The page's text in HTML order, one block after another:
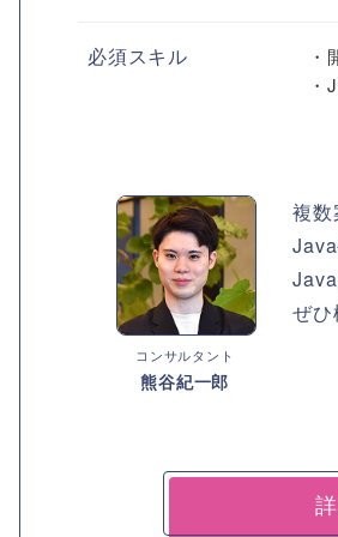
必須スキル
・
コンサルタント
熊谷紀一郎
複数
ぜひ